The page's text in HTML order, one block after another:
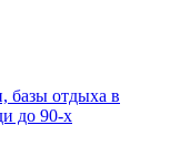
базы отдыха в
до 90-х